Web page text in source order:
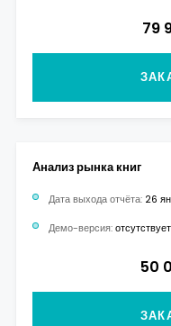
79
Анализ рынка книг
Дата выхода отчёта: 26
Демо-версия: отсутствует
50